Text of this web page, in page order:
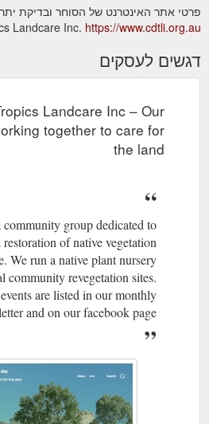
Landcare Inc.https://www.cdtli.org.au
דגשים לעסקים
Landcare Inc – Our
together to care for
the land
community group dedicated to
restoration of native vegetation
We run a native plant nursery
community revegetation sites.
are listed in our monthly
and on our facebook page.